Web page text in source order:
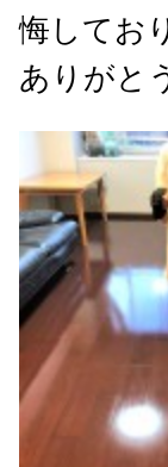
悔してお
ありがと